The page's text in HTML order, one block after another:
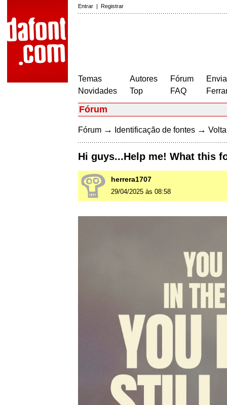
Entrar | Registrar
Temas
Novidades
Autores
Top
Fórum
FAQ
Fórum
Fórum → Identificação de fontes →
Hi guys...Help me! What this
herrera1707
29/04/2025 às 08:58